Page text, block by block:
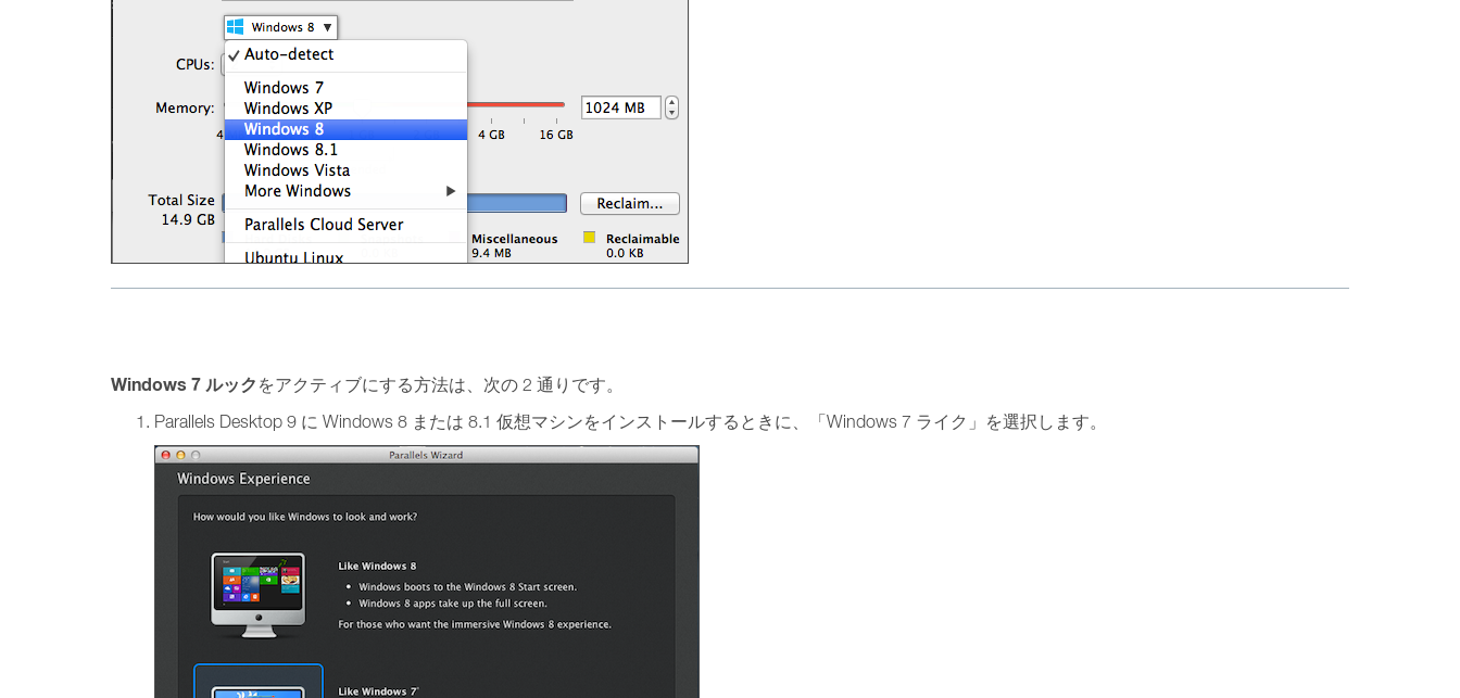
Windows 7 ルック をアクティブにする方法は、次の 2 通りです。
Parallels Desktop 9 に Windows 8 または 8.1 仮想マシンをインストールするときに、「Windows 7 ライク」を選択します。